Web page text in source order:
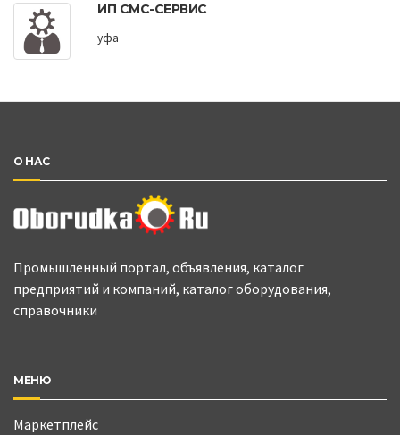
ИП СМС-СЕРВИС
уфа
О НАС
Промышленный портал, объявления, каталог
предприятий и компаний, каталог оборудования,
справочники
МЕНЮ
Маркетплейс